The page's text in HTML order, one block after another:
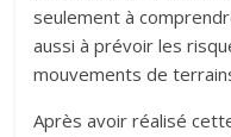
seulement à
aussi à prévoir les
mouvements de
Après avoir réalisé